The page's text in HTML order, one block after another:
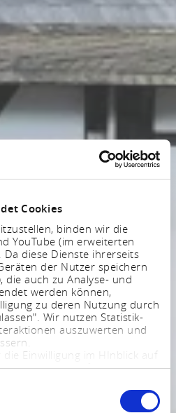
Cookies
binden wir die
YouTube (im erweiterten
diese Dienste ihrerseits
der Nutzer speichern
die auch zu Analyse- und
werden können,
zu deren Nutzung durch
Wir nutzen Statistik-
auszuwerten und
Einwilligung im HInblick auf
Auslesen von Informationen
Daten Art. 6 Abs. 1